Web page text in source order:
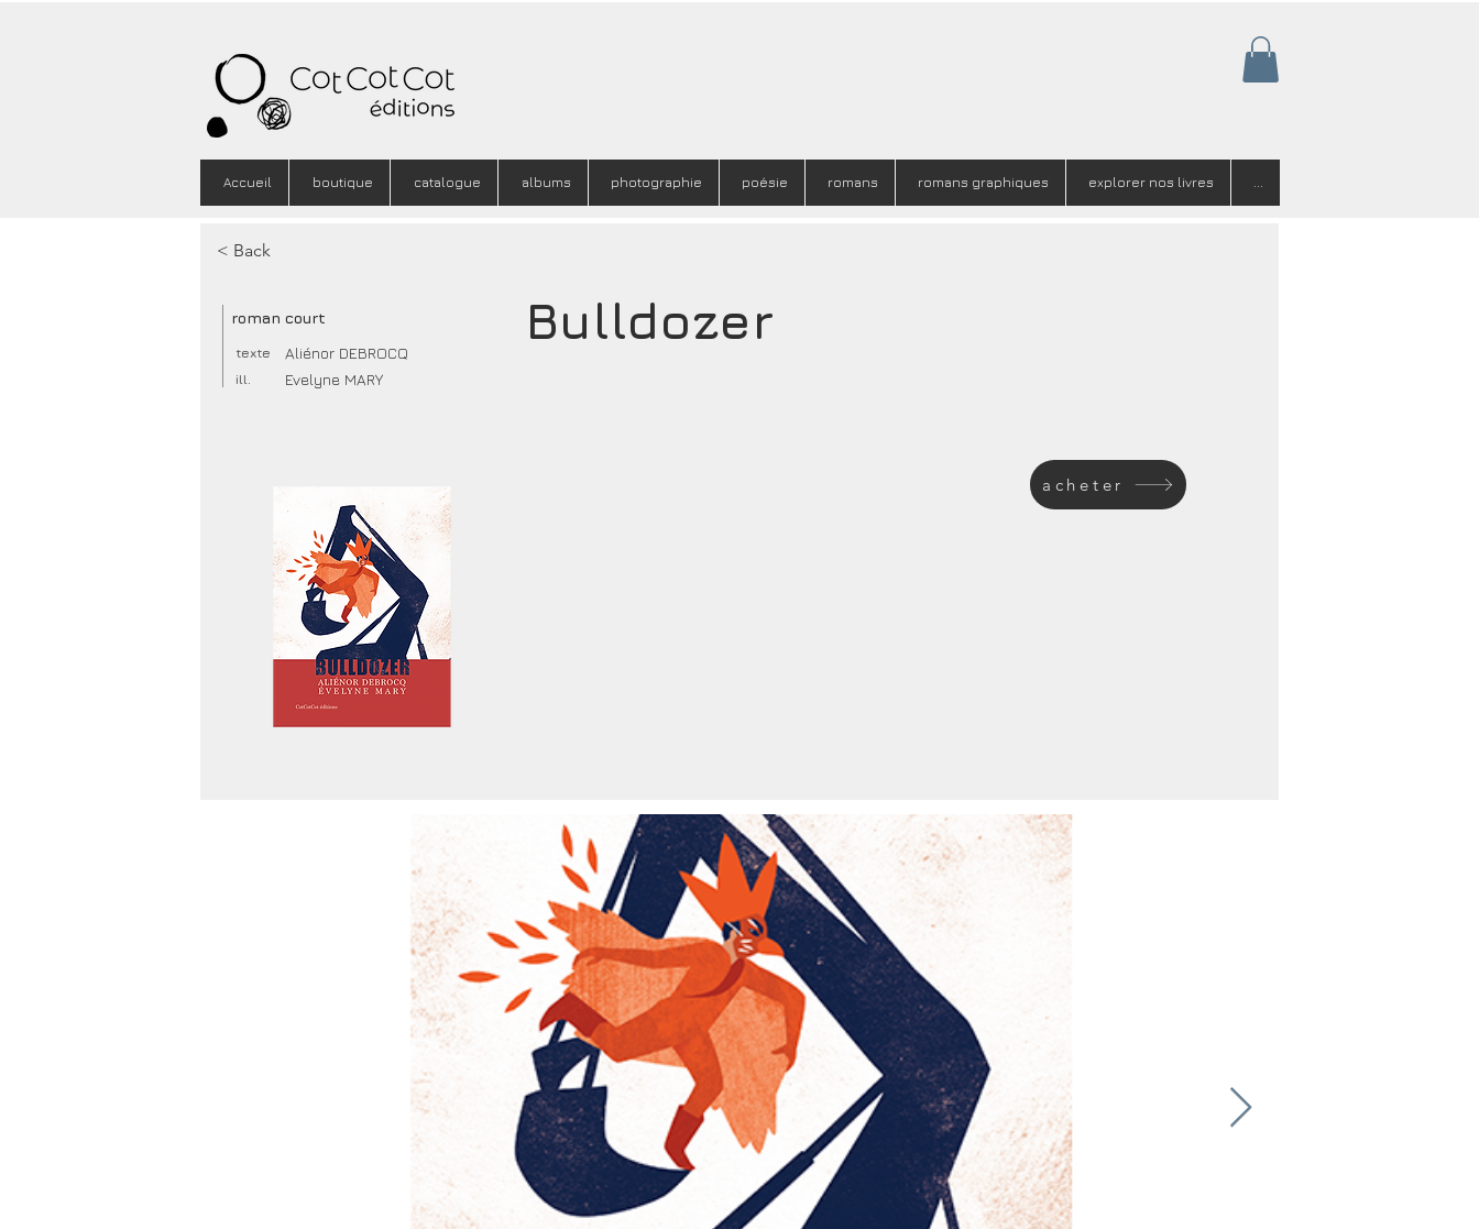
Accueil boutique catalogue albums photographie poésie romans romans graphiques explorer nos livres ...
< Back
roman court
texte Aliénor DEBROCQ
ill. Evelyne MARY
Bulldozer
acheter